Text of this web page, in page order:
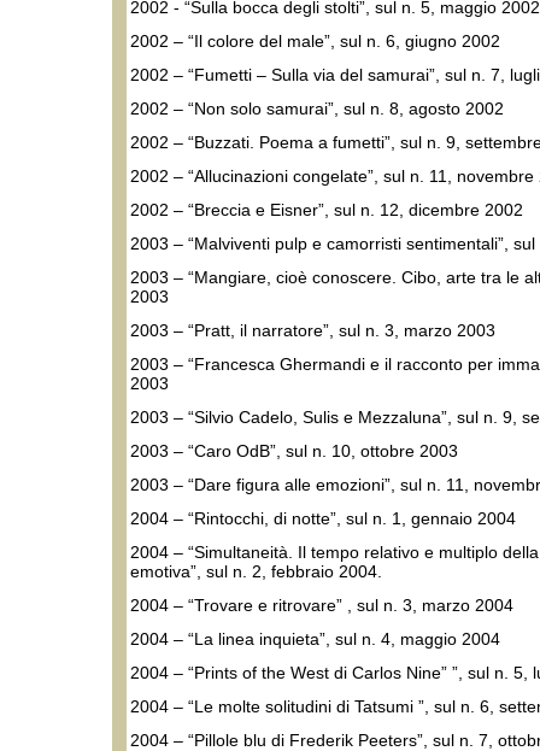
2002 - “Sulla bocca degli stolti”, sul n. 5, maggio 2002
2002 – “Il colore del male”, sul n. 6, giugno 2002
2002 – “Fumetti – Sulla via del samurai”, sul n. 7,
2002 – “Non solo samurai”, sul n. 8, agosto 2002
2002 – “Buzzati. Poema a fumetti”, sul n. 9,
2002 – “Allucinazioni congelate”, sul n. 11, novembre
2002 – “Breccia e Eisner”, sul n. 12, dicembre 2002
2003 – “Malviventi pulp e camorristi sentimentali”,
2003 – “Mangiare, cioè conoscere. Cibo, arte tra le
2003
2003 – “Pratt, il narratore”, sul n. 3, marzo 2003
2003 – “Francesca Ghermandi e il racconto per
2003
2003 – “Silvio Cadelo, Sulis e Mezzaluna”, sul n. 9,
2003 – “Caro OdB”, sul n. 10, ottobre 2003
2003 – “Dare figura alle emozioni”, sul n. 11,
2004 – “Rintocchi, di notte”, sul n. 1, gennaio 2004
2004 – “Simultaneità. Il tempo relativo e multiplo
emotiva”, sul n. 2, febbraio 2004.
2004 – “Trovare e ritrovare” , sul n. 3, marzo 2004
2004 – “La linea inquieta”, sul n. 4, maggio 2004
2004 – “Prints of the West di Carlos Nine” ”, sul n. 5,
2004 – “Le molte solitudini di Tatsumi ”, sul n. 6,
2004 – “Pillole blu di Frederik Peeters”, sul n. 7,